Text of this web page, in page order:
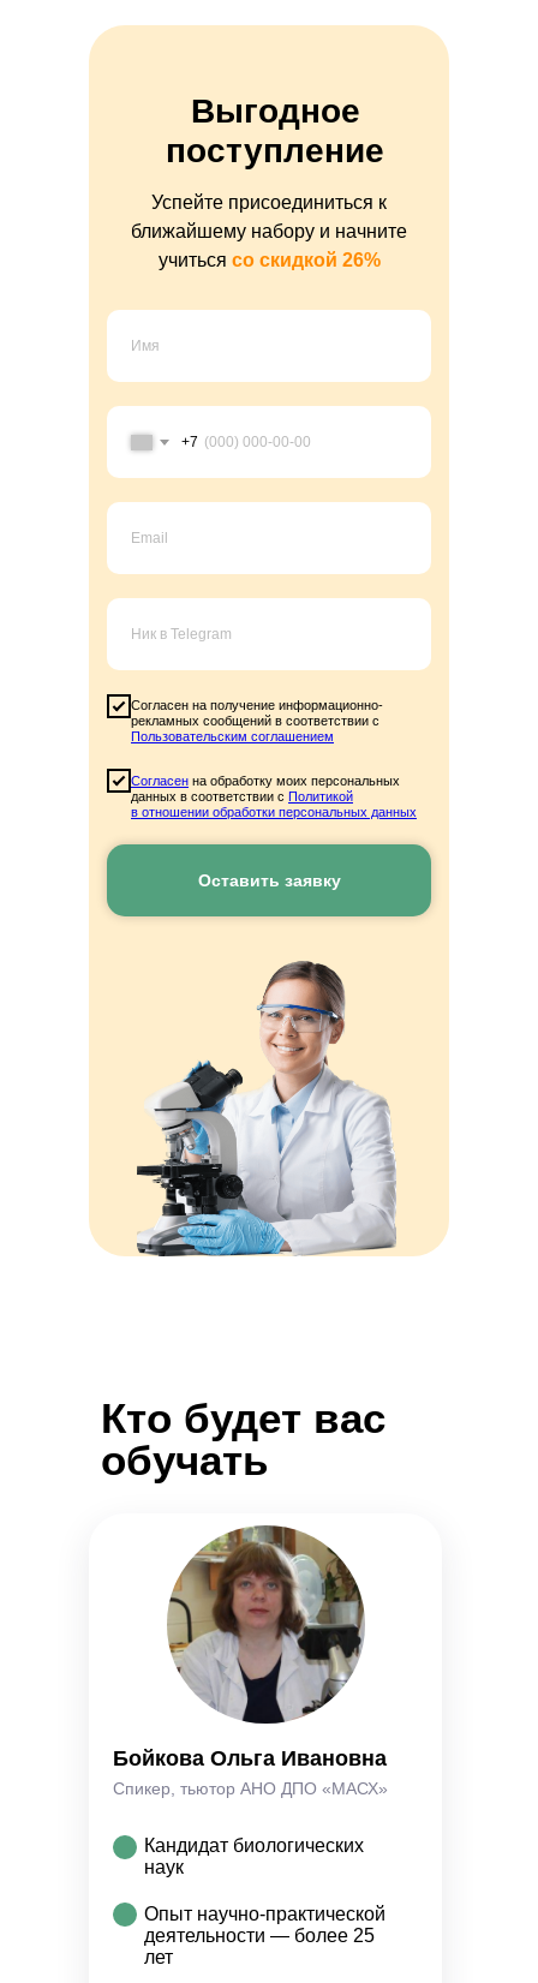
Скидка
-33%
Выгодное
поступление
Успейте присоединиться к
ближайшему набору и начните
учиться со скидкой 26%
+7
Согласен на получение информационно-
рекламных сообщений в соответствии с
Пользовательским соглашением
Согласен на обработку моих персональных
данных в соответствии с Политикой
в отношении обработки персональных данных
Оставить заявку
Бойкова Ольга Ивановна
Спикер, тьютор АНО ДПО «МАСХ»
Кандидат биологических
наук
Опыт научно-практической
деятельности — более 25
лет
Кто будет вас
обучать